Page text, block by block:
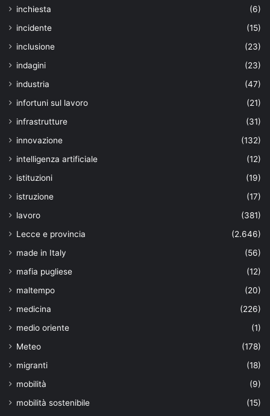
inchiesta
(6)
incidente
(15)
inclusione
(23)
indagini
(23)
industria
(47)
infortuni sul lavoro
(21)
infrastrutture
(31)
innovazione
(132)
intelligenza artificiale
(12)
istituzioni
(19)
istruzione
(17)
lavoro
(381)
Lecce e provincia
(2.646)
made in Italy
(56)
mafia pugliese
(12)
maltempo
(20)
medicina
(226)
medio oriente
(1)
Meteo
(178)
migranti
(18)
mobilità
(9)
mobilità sostenibile
(15)